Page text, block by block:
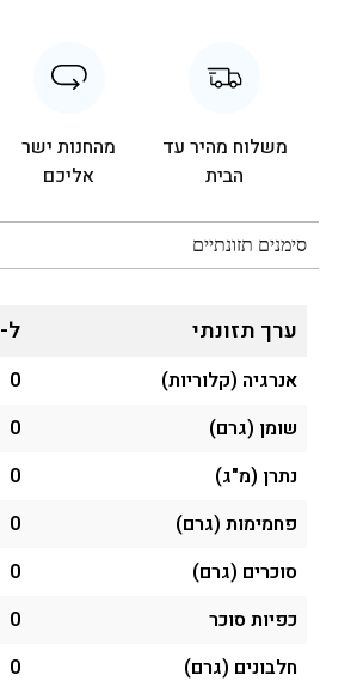
משלוח מהיר עד
הבית
מהחנות ישר
אליכם
סימנים תזונתיים
ערך תזונתי ל-100 גרם
אנרגיה (קלוריות) 0
שומן (גרם)
0
נתרן (מ"ג)
0
פחמימות (גרם)
0
סוכרים (גרם)
0
כפיות סוכר
0
חלבונים (גרם)
0